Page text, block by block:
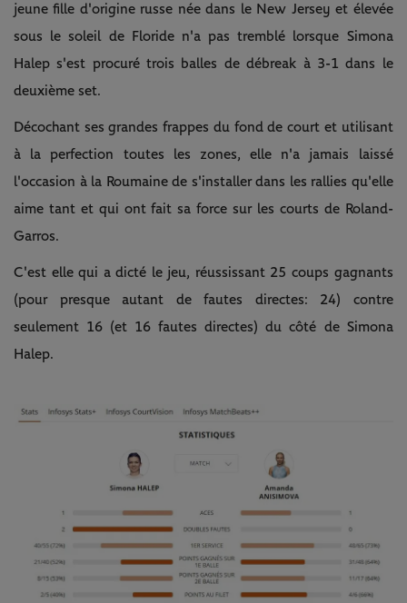
jeune fille d'origine russe née dans le New Jersey et élevée
sous le soleil de Floride n'a pas tremblé lorsque Simona
Halep s'est procuré trois balles de débreak à 3-1 dans le
deuxième set.
Décochant ses grandes frappes du fond de court et utilisant
à la perfection toutes les zones, elle n'a jamais laissé
l'occasion à la Roumaine de s'installer dans les rallies qu'elle
aime tant et qui ont fait sa force sur les courts de Roland-
Garros.
C'est elle qui a dicté le jeu, réussissant 25 coups gagnants
(pour presque autant de fautes directes: 24) contre
seulement 16 (et 16 fautes directes) du côté de Simona
Halep.